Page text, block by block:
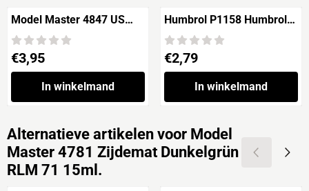
Model Master 4847 US
Navy Blue Gray M-4
Acrylic Paint
Prijs: 3,95
€3,95
In winkelmand
Humbrol P1158 Humbrol
Enamel Paint and
Conversion Charts
Prijs: 2,79
€2,79
In winkelmand
Alternatieve artikelen voor Model
Master 4781 Zijdemat Dunkelgrün
RLM 71 15ml.